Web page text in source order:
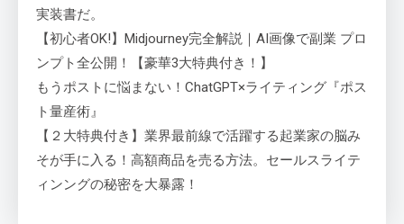
実装書だ。
【初心者OK!】Midjourney完全解説｜AI画像で副業 プロ
ンプト全公開！【豪華3大特典付き！】
もうポストに悩まない！ChatGPT×ライティング『ポス
ト量産術』
【２大特典付き】業界最前線で活躍する起業家の脳み
そが手に入る！高額商品を売る方法。セールスライテ
ィンングの秘密を大暴露！